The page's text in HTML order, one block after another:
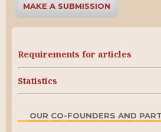
MAKE A SUBMISSION
Requirements for articles
Statistics
OUR CO-FOUNDERS AND